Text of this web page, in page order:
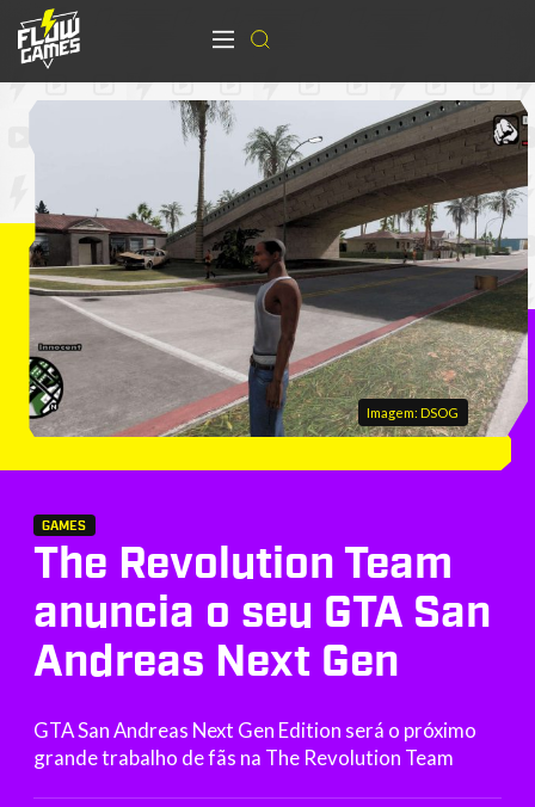
Imagem: DSOG
GAMES
The Revolution Team
anuncia o seu GTA San
Andreas Next Gen
GTA San Andreas Next Gen Edition será o próximo
grande trabalho de fãs na The Revolution Team